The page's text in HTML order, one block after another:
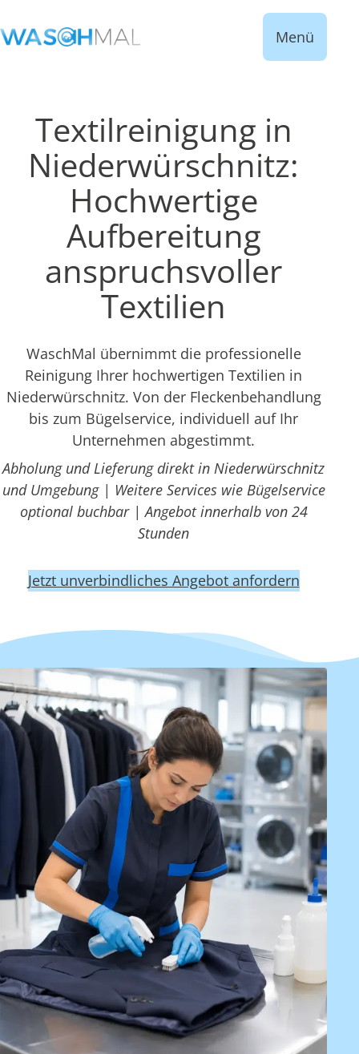
Menü
Textilreinigung in
Niederwürschnitz:
Hochwertige
Aufbereitung
anspruchsvoller
Textilien
WaschMal übernimmt die professionelle
Reinigung Ihrer hochwertigen Textilien in
Niederwürschnitz. Von der Fleckenbehandlung
bis zum Bügelservice, individuell auf Ihr
Unternehmen abgestimmt.
Abholung und Lieferung direkt in Niederwürschnitz
und Umgebung | Weitere Services wie Bügelservice
optional buchbar | Angebot innerhalb von 24
Stunden
Jetzt unverbindliches Angebot anfordern